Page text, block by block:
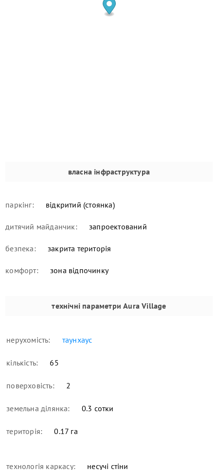
власна інфраструктура
паркінг: відкритий (стоянка)
дитячий майданчик: запроектований
безпека: закрита територія
комфорт: зона відпочинку
технічні параметри Aura Village
нерухомість: таунхаус
кількість: 65
поверховість: 2
земельна ділянка: 0.3 сотки
територія: 0.17 га
технологія каркасу: несучі стіни